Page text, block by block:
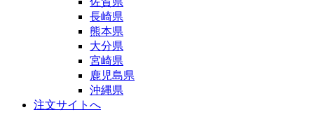
長崎県
熊本県
大分県
宮崎県
鹿児島県
沖縄県
注文サイトへ